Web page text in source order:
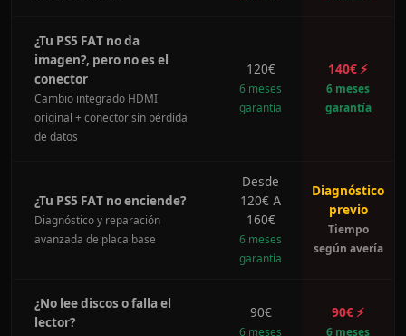
¿Tu PS5 FAT no da
imagen?, pero no es el
conector
Cambio integrado HDMI
original + conector sin pérdida
de datos
120€
6 meses
garantía
140€ ⚡
6 meses
garantía
¿Tu PS5 FAT no enciende?
Diagnóstico y reparación
avanzada de placa base
Desde
120€ A
160€
6 meses
garantía
Diagnóstico
previo
Tiempo
según avería
¿No lee discos o falla el
lector?
90€
6 meses
90€ ⚡
6 meses